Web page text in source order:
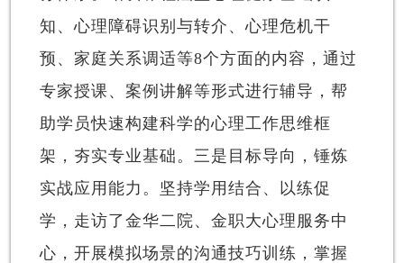
知、心理障碍识别与转介、心理危机干
预、家庭关系调适等8个方面的内容，通过
专家授课、案例讲解等形式进行辅导，帮
助学员快速构建科学的心理工作思维框
架，夯实专业基础。三是目标导向，锤炼
实战应用能力。坚持学用结合、以练促
学，走访了金华二院、金职大心理服务中
心，开展模拟场景的沟通技巧训练，掌握